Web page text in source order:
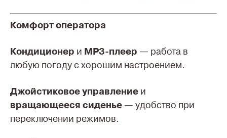
Комфорт оператора
Кондиционер и MP3-плеер — работа в
любую погоду с хорошим настроением.
Джойстиковое управление и
вращающееся сиденье — удобство при
переключении режимов.